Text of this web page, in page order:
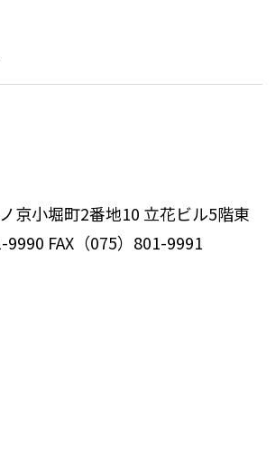
京小堀町2番地10 立花ビル5階東
FAX（075）801-9991